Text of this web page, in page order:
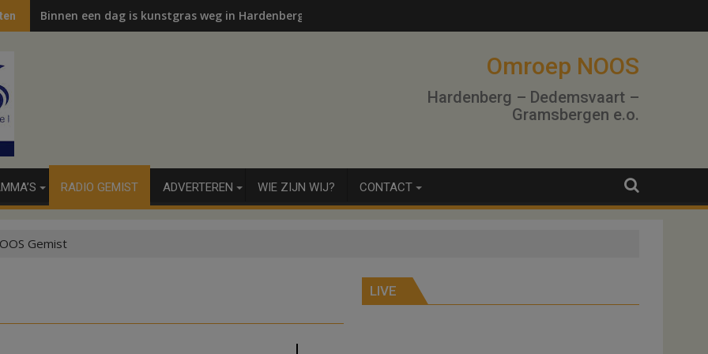
Binnen een dag is kunstgras weg in Hardenberg en Sibculo
Omroep NOOS
Hardenberg – Dedemsvaart –
Gramsbergen e.o.
RADIO GEMIST ADVERTEREN WIE ZIJN WIJ? CONTACT
Gemist
LIVE